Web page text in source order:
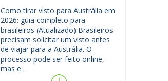
Como tirar visto para Austrália em
2026: guia completo para
brasileiros (Atualizado) Brasileiros
precisam solicitar um visto antes
de viajar para a Austrália. O
processo pode ser feito online,
mas e…